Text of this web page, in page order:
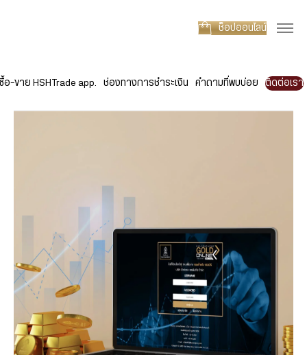
ช็อปออนไลน์
-ขาย HSHTrade app. ช่องทางการชำระเงิน คำถามที่พบบ่อย ติดต่อเรา